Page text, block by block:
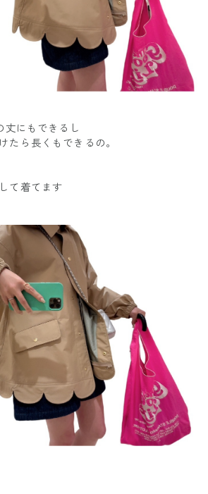
にもできるし
たら長くもできるの。
て着てます